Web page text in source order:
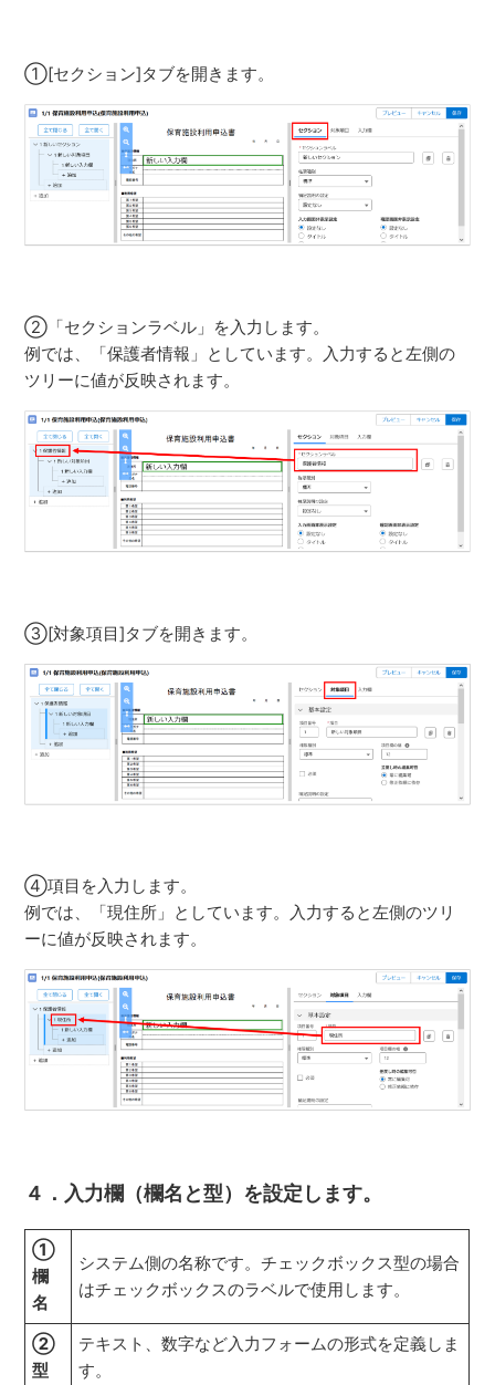
①[セクション]タブを開きます。
②「セクションラベル」を入力します。
例では、「保護者情報」としています。入力すると左側の
ツリーに値が反映されます。
③[対象項目]タブを開きます。
④項目を入力します。
例では、「現住所」としています。入力すると左側のツリ
ーに値が反映されます。
４．入力欄（欄名と型）を設定します。
①
欄
名
システム側の名称です。チェックボックス型の場合
はチェックボックスのラベルで使用します。
②
型
テキスト、数字など入力フォームの形式を定義しま
す。